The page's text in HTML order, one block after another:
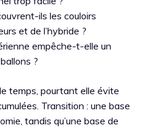
ils les couloirs
et de l’hybride ?
empêche-t-elle un
?
temps, pourtant elle évite
Transition : une base
tandis qu’une base de